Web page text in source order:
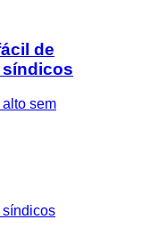
de
síndicos
sem